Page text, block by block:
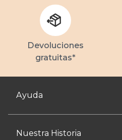
Devoluciones
gratuitas*
Ayuda
Nuestra Historia